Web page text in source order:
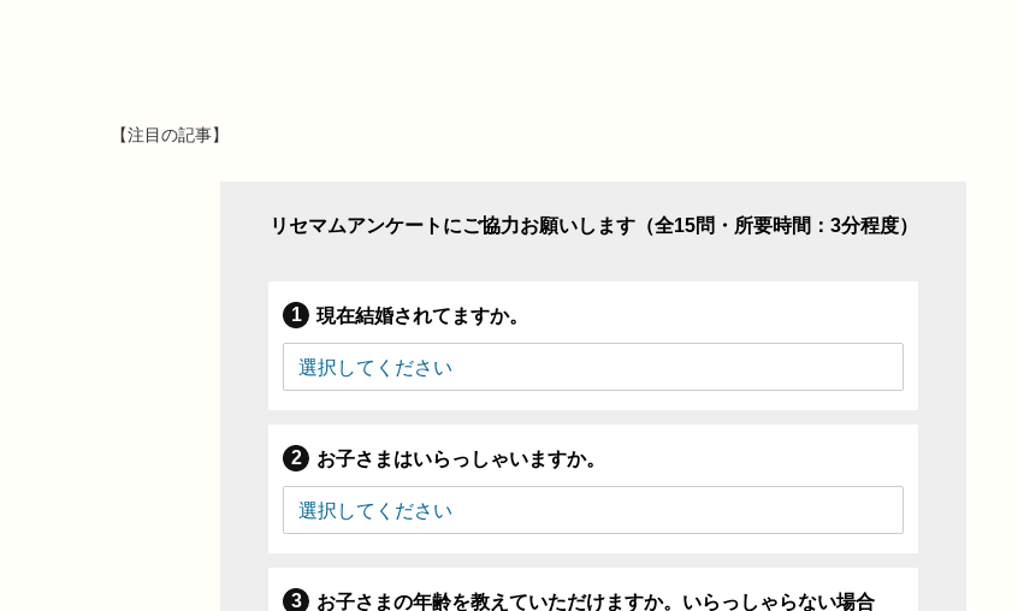
【注目の記事】
リセマムアンケートにご協力お願いします（全15問・所要時間：3分程度）
現在結婚されてますか。
お子さまはいらっしゃいますか。
お子さまの年齢を教えていただけますか。いらっしゃらない場合